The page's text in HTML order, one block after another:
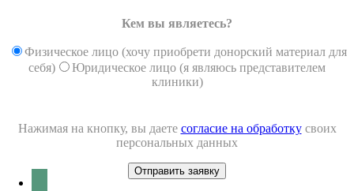
Кем вы являетесь?
Физическое лицо (хочу приобрети донорский материал для
себя)
Юридическое лицо (я являюсь представителем
клиники)
Нажимая на кнопку, вы даете согласие на обработкусвоих
персональных данных